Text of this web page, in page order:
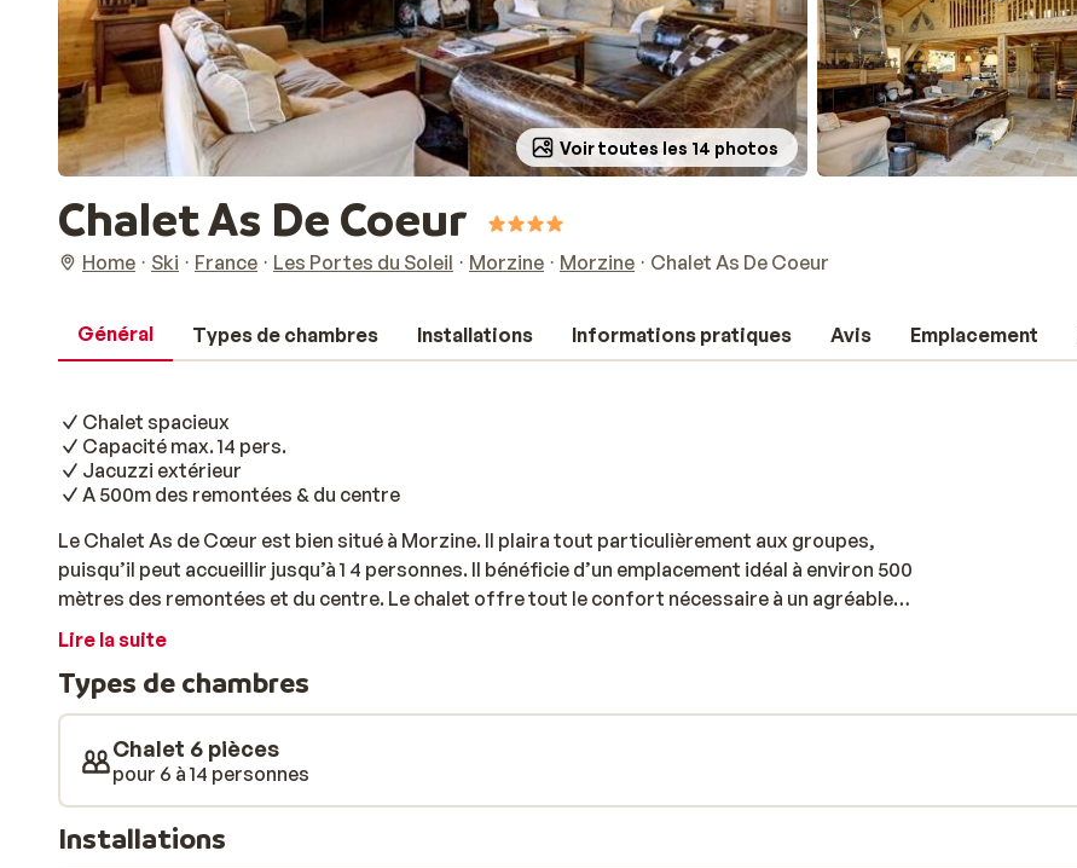
Voir toutes les 14 photos
Chalet As De Coeur
Home Ski France Les Portes du Soleil Morzine Morzine Chalet As De Coeur
Général Types de chambres Installations Informations pratiques Avis Emplacement
Chalet spacieux
Capacité max. 14 pers.
Jacuzzi extérieur
A 500m des remontées & du centre
Le Chalet As de Cœur est bien situé à Morzine. Il plaira tout particulièrement aux groupes,
puisqu’il peut accueillir jusqu’à 1 4 personnes. Il bénéficie d’un emplacement idéal à environ 500
mètres des remontées et du centre. Le chalet offre tout le confort nécessaire à un agréable
séjour. La vue est à couper le souffle! Après une journée sur les pistes, vous pourrez vous
Lire la suite
Types de chambres
Chalet 6 pièces
pour 6 à 14 personnes
Installations